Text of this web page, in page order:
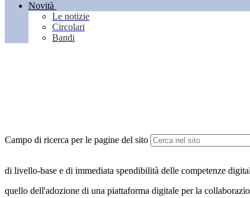
Novità
Le notizie
Circolari
Bandi
Campo di ricerca per le pagine del sito
di livello-base e di immediata spendibilità delle competenze
quello dell'adozione di una piattaforma digitale per la